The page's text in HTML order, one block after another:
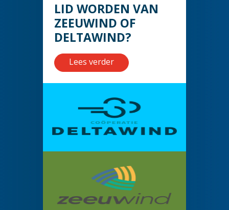
LID WORDEN VAN
ZEEUWIND OF
DELTAWIND?
Lees verder